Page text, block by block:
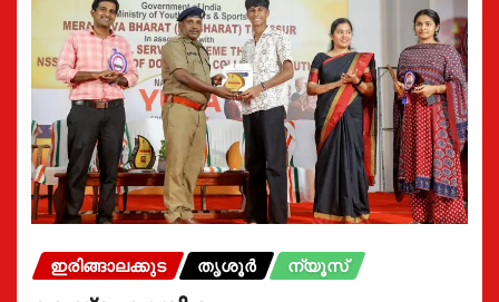
ഇരിങ്ങാലക്കുട തൃശൂർ ന്യൂസ്